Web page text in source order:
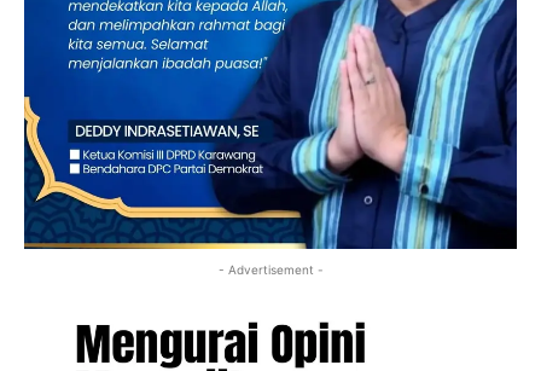
- Advertisement -